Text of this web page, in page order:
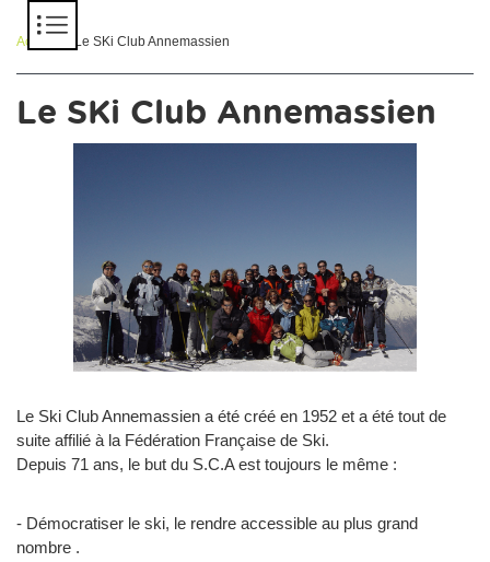
Accueil > Le SKi Club Annemassien
Le SKi Club Annemassien
Le Ski Club Annemassien a été créé en 1952 et a été tout de
suite affilié à la Fédération Française de Ski.
Depuis 71 ans, le but du S.C.A est toujours le même :
- Démocratiser le ski, le rendre accessible au plus grand
nombre .